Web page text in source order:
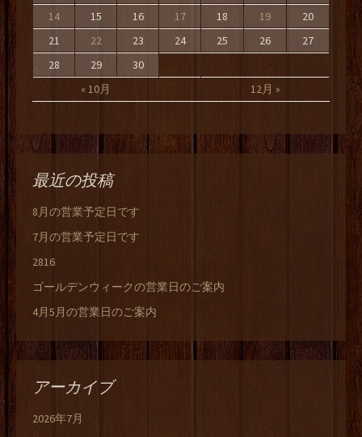
« 10月 12月 »
14
15 16 17 18 19
20
21
22 23 24 25 26
27
28
29 30
最近の投稿
8月の営業予定日です
7月の営業予定日です
2816
ゴールデンウィークの営業日のご案内
4月5月の営業日のご案内
アーカイブ
2026年7月